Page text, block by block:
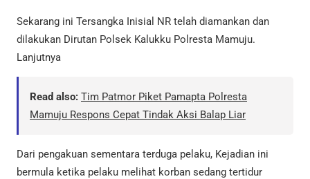
Sekarang ini Tersangka Inisial NR telah diamankan dan
dilakukan Dirutan Polsek Kalukku Polresta Mamuju.
Lanjutnya
Read also: Tim Patmor Piket Pamapta Polresta
Mamuju Respons Cepat Tindak Aksi Balap Liar
Dari pengakuan sementara terduga pelaku, Kejadian ini
bermula ketika pelaku melihat korban sedang tertidur